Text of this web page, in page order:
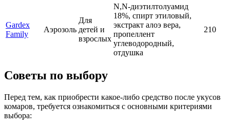
Gardex
Family
Аэрозоль
Для
детей и
взрослых
N,N-диэтилтолуамид
18%, спирт этиловый,
экстракт алоэ вера,
пропеллент
углеводородный,
отдушка
210
Советы по выбору
Перед тем, как приобрести какое-либо средство после укусов
комаров, требуется ознакомиться с основными критериями
выбора: